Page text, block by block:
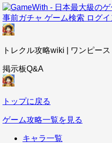
事前ガチャ ゲーム検索 ログイ
トレクル攻略wiki | ワンピー
掲示板Q&A
トップに戻る
ゲーム攻略一覧を見る
キャラ一覧